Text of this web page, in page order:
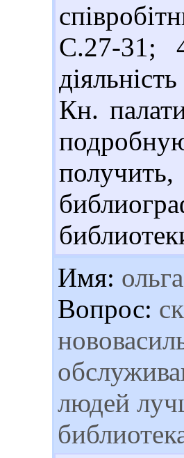
С.27-31;
Кн.
Имя: ольга
Вопрос:
людей